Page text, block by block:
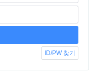
ID/PW 찾기